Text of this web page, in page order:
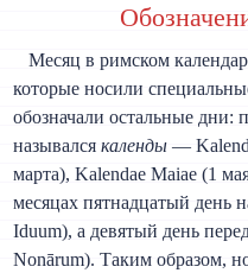
Месяц в римском
которые носили
обозначали остальные дни:
называлсякаленды —
марта), Kalendae Maiae (1
месяцах пятнадцатый день
Iduum), а девятый день
Nonārum). Таким образом,